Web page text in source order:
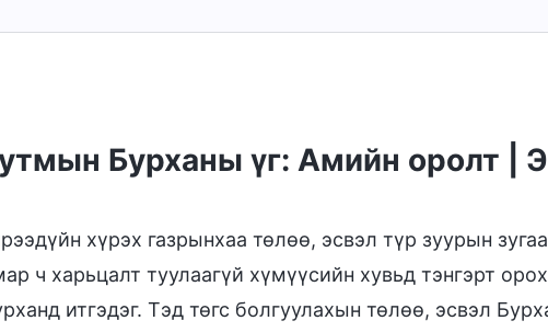
Бурханы үг: Амийн оролт |
хүрэх газрынхаа төлөө, эсвэл түр зуурын
ч харьцалт туулаагүй хүмүүсийн хувьд тэнгэрт
итгэдэг. Тэд төгс болгуулахын төлөө, эсвэл